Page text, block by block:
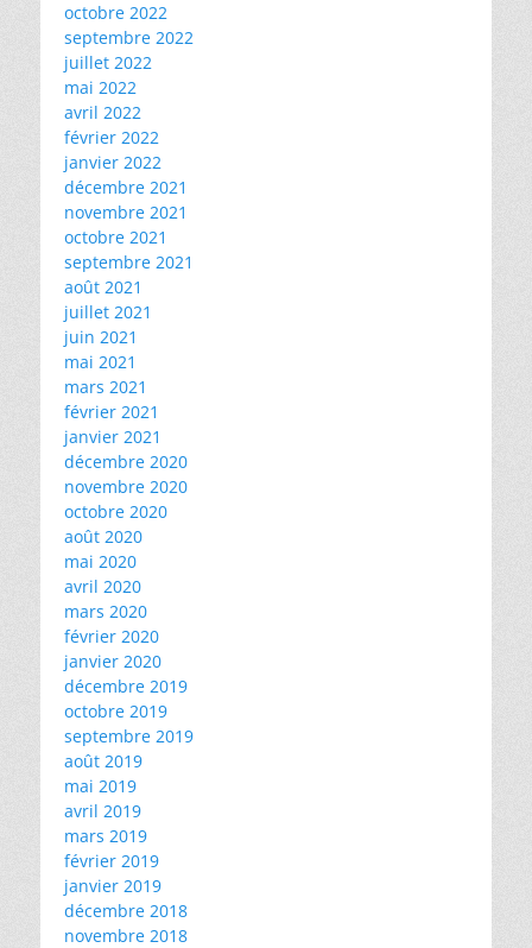
octobre 2022
septembre 2022
juillet 2022
mai 2022
avril 2022
février 2022
janvier 2022
décembre 2021
novembre 2021
octobre 2021
septembre 2021
août 2021
juillet 2021
juin 2021
mai 2021
mars 2021
février 2021
janvier 2021
décembre 2020
novembre 2020
octobre 2020
août 2020
mai 2020
avril 2020
mars 2020
février 2020
janvier 2020
décembre 2019
octobre 2019
septembre 2019
août 2019
mai 2019
avril 2019
mars 2019
février 2019
janvier 2019
décembre 2018
novembre 2018